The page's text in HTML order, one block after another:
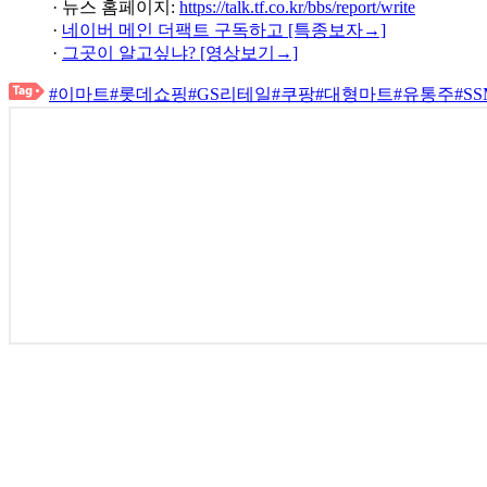
· 뉴스 홈페이지: https://talk.tf.co.kr/bbs/report/write
· 네이버 메인 더팩트 구독하고 [특종보자→]
· 그곳이 알고싶냐? [영상보기→]
#이마트#롯데쇼핑#GS리테일#쿠팡#대형마트#유통주